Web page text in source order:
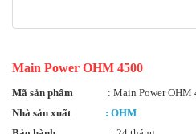
Main Power OHM 4500
Mã sản phẩm
: Main Power OHM
Nhà sản xuất
: OHM